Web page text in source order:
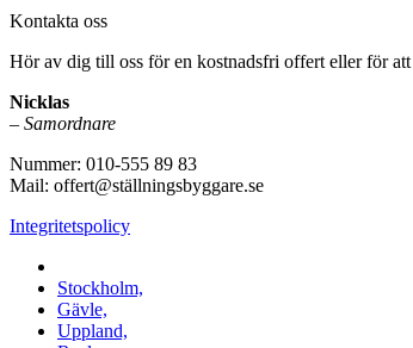
Kontakta oss
Hör av dig till oss för en kostnadsfri offert eller för
Nicklas
– Samordnare
Nummer: 010-555 89 83
Mail: offert@ställningsbyggare.se
Integritetspolicy
Stockholm,
Gävle,
Uppland,